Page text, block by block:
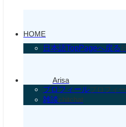
HOME
日本語TopPageへ戻る
Arisa
プロフィールプロフィ
雑談chitchat